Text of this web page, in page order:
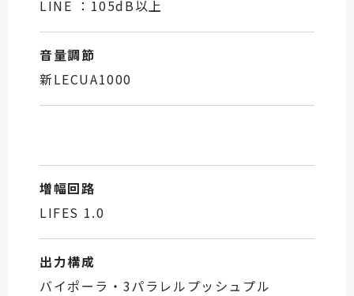
LINE ：105dB以上
音量調節
新LECUA1000
増幅回路
LIFES 1.0
出力構成
バイポーラ・3パラレルプッシュプル